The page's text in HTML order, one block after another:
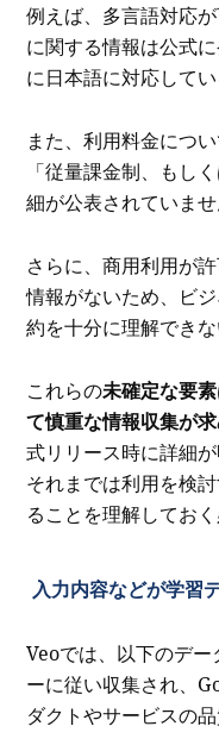
例えば、多言語対応
に関する情報は公式
に日本語に対応して
また、利用料金につ
「従量課金制、もし
細が公表されていませ
さらに、商用利用が
情報がないため、ビ
約を十分に理解できな
これらの未確定な要
て慎重な情報収集が
式リリース時に詳細
それまでは利用を検
ることを理解しておく
入力内容などが学習
Veoでは、以下のデ
ーに従い収集され、
ダクトやサービスの